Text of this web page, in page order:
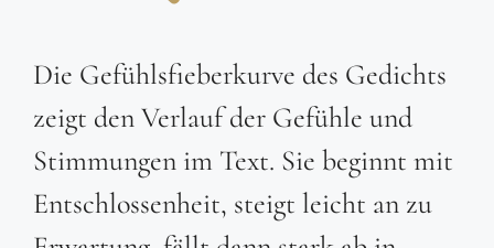
Die Gefühlsfieberkurve des Gedichts
zeigt den Verlauf der Gefühle und
Stimmungen im Text. Sie beginnt mit
Entschlossenheit, steigt leicht an zu